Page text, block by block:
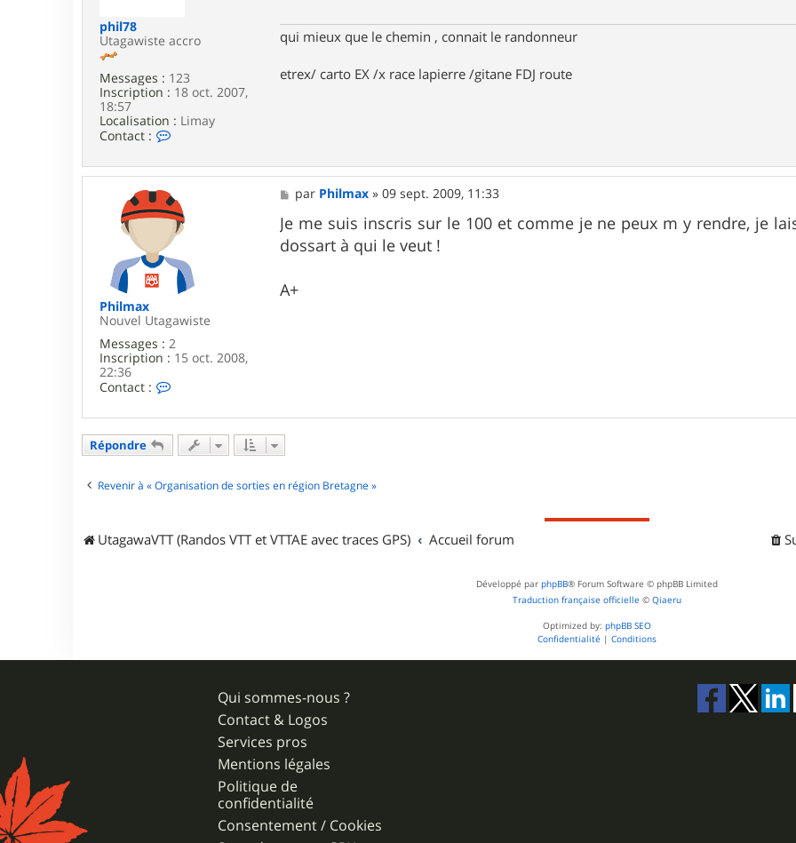
n
s
9
3
phil78
Utagawiste accro
Messages : 123
Inscription : 18 oct. 2007,
18:57
Localisation : Limay
Contact :
t
c
t
e
p
h
7
qui mieux que le chemin , connait le randonneur
etrex/ carto EX /x race lapierre /gitane FDJ route
Philmax
Nouvel Utagawiste
Messages : 2
Inscription : 15 oct. 2008,
22:36
Contact :
c
e
i
M
e
s
s
a
par Philmax »09 sept. 2009, 11:33
Je me suis inscris sur le 100 et comme je ne peux m y rendre, je
dossart à qui le veut !
A+
Répondre
Revenir à « Organisation de sorties en région Bretagne »
UtagawaVTT (Randos VTT et VTTAE avec traces GPS) Accueil forum
Développé par phpBB® Forum Software © phpBB Limited
Traduction française officielle © Qiaeru
Optimized by: phpBB SEO
Confidentialité | Conditions
Qui sommes-nous ?
Contact & Logos
Services pros
Mentions légales
Politique de
confidentialité
Consentement / Cookies